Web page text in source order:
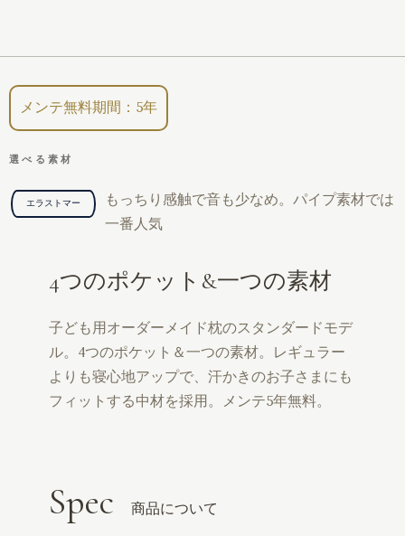
メンテ無料期間：5年
選べる素材
エラストマー
もっちり感触で音も少なめ。パイプ素材では
一番人気
4つのポケット&一つの素材
子ども用オーダーメイド枕のスタンダードモデ
ル。4つのポケット＆一つの素材。レギュラー
よりも寝心地アップで、汗かきのお子さまにも
フィットする中材を採用。メンテ5年無料。
Spec 商品について